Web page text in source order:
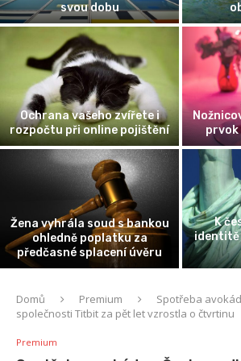
obalům z hub...
i
Nožnicový stan ako dôležitý
prvok záhradnej oslavy
za
úvěru
K českým kořenům či
identitě se v USA hlásilo 1,4
milionu lidí
Domů Premium
Spotřeba
společnosti Titbit za pět let vzrostla o čtvrtinu
Premium